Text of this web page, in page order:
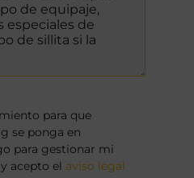
para que
se ponga en
para gestionar mi
acepto el aviso legal